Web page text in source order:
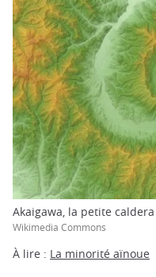
Akaigawa, la petite
Wikimedia Commons
À lire : La minorité aïnoue